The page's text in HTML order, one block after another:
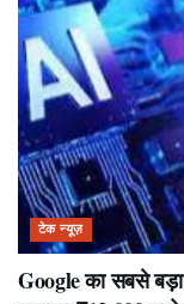
टेक न्यूज़
Google का सबसे बड़ा